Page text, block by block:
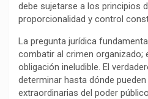
debe sujetarse a los principios
proporcionalidad y control
La pregunta jurídica
combatir al crimen organizado;
obligación ineludible. El
determinar hasta dónde
extraordinarias del poder